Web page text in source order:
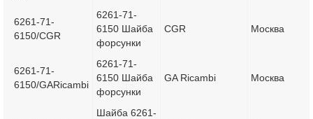
6261-71-
6150/CGR
6261-71-
6150 Шайба
форсунки
CGR Москва
6261-71-
6150/GARicambi
6261-71-
6150 Шайба
форсунки
GA Ricambi Москва
Шайба 6261-